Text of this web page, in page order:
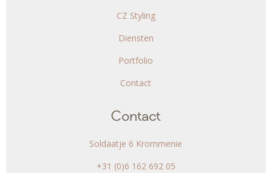
CZ Styling
Diensten
Portfolio
Contact
Contact
Soldaatje 6 Krommenie
+31 (0)6 162 692 05